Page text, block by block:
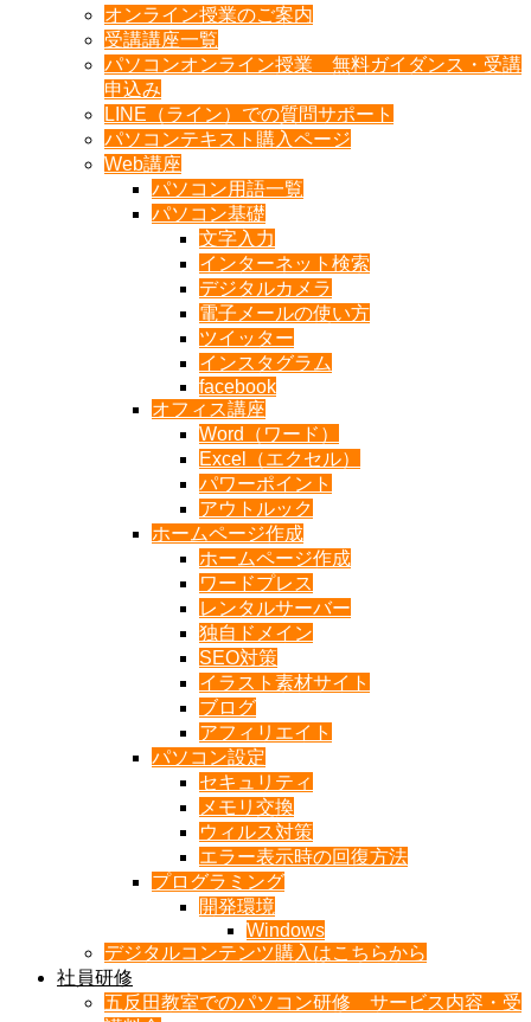
オンライン授業のご案内
受講講座一覧
パソコンオンライン授業 無料ガイダンス・受講
申込み
LINE（ライン）での質問サポート
パソコンテキスト購入ページ
Web講座
パソコン用語一覧
パソコン基礎
文字入力
インターネット検索
デジタルカメラ
電子メールの使い方
ツイッター
インスタグラム
facebook
オフィス講座
Word（ワード）
Excel（エクセル）
パワーポイント
アウトルック
ホームページ作成
ホームページ作成
ワードプレス
レンタルサーバー
独自ドメイン
SEO対策
イラスト素材サイト
ブログ
アフィリエイト
パソコン設定
セキュリティ
メモリ交換
ウィルス対策
エラー表示時の回復方法
プログラミング
開発環境
Windows
デジタルコンテンツ購入はこちらから
社員研修
五反田教室でのパソコン研修 サービス内容・受